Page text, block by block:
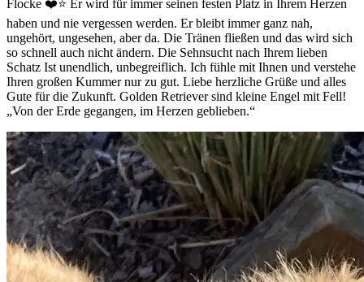
Flocke ❤️⭐️ Er wird für immer seinen festen Platz in Ihrem Herzen
haben und nie vergessen werden. Er bleibt immer ganz nah,
ungehört, ungesehen, aber da. Die Tränen fließen und das wird sich
so schnell auch nicht ändern. Die Sehnsucht nach Ihrem lieben
Schatz Ist unendlich, unbegreiflich. Ich fühle mit Ihnen und verstehe
Ihren großen Kummer nur zu gut. Liebe herzliche Grüße und alles
Gute für die Zukunft. Golden Retriever sind kleine Engel mit Fell!
„Von der Erde gegangen, im Herzen geblieben.“